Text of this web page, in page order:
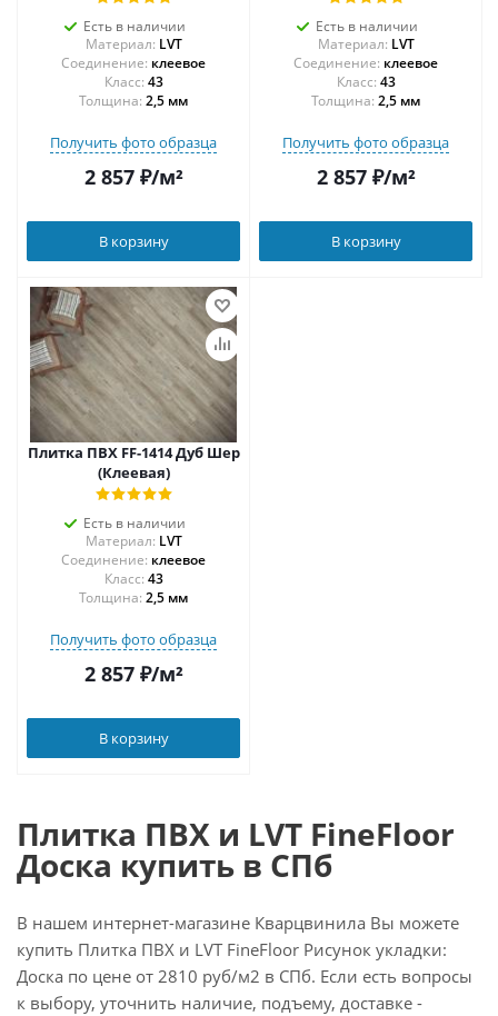
Есть в наличии
Материал: LVT
Соединение: клеевое
43
Толщина: 2,5 мм
Получить фото образца
2 857₽/м²
В корзину
Есть в наличии
Материал: LVT
Соединение: клеевое
43
Толщина: 2,5 мм
Получить фото образца
2 857₽/м²
В корзину
Плитка ПВХ FF-1414 Дуб Шер
(Клеевая)
Есть в наличии
Материал: LVT
Соединение: клеевое
43
Толщина: 2,5 мм
Получить фото образца
2 857₽/м²
В корзину
Плитка ПВХ и LVT FineFloor
Доска купить в СПб
В нашем интернет-магазине Кварцвинила Вы можете
купить Плитка ПВХ и LVT FineFloor Рисунок укладки:
Доска по цене от 2810 руб/м2 в СПб. Если есть вопросы
к выбору, уточнить наличие, подъему, доставке -